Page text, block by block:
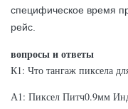
специфическое время
рейс.
вопросы и ответы
К1: Что тангаж пиксела
А1: Пиксел Питч0.9мм